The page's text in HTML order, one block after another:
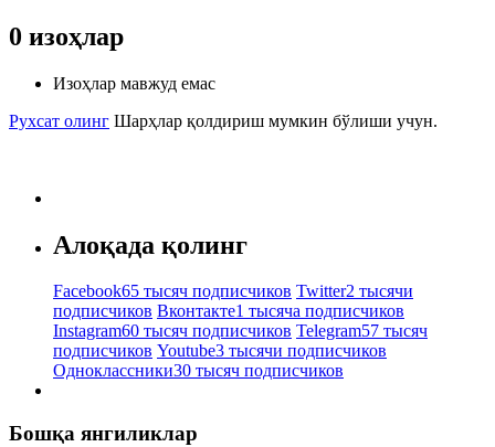
0 изоҳлар
Изоҳлар мавжуд емас
Рухсат олинг Шарҳлар қолдириш мумкин бўлиши учун.
Алоқада қолинг
Facebook65 тысяч подписчиков Twitter2 тысячи
подписчиков Вконтакте1 тысяча подписчиков
Instagram60 тысяч подписчиков Telegram57 тысяч
подписчиков Youtube3 тысячи подписчиков
Одноклассники30 тысяч подписчиков
Бошқа янгиликлар